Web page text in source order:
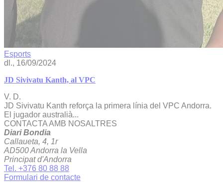
Esports
dl., 16/09/2024
JD Sivivatu Kanth, al VPC
V. D.
JD Sivivatu Kanth reforça la primera línia del VPC Andorra.
El jugador australià...
CONTACTA AMB NOSALTRES
Diari Bondia
Callaueta, 4, 1r
AD500 Andorra la Vella
Principat d'Andorra
Tel. +376 80 88 88
Formulari de contacte